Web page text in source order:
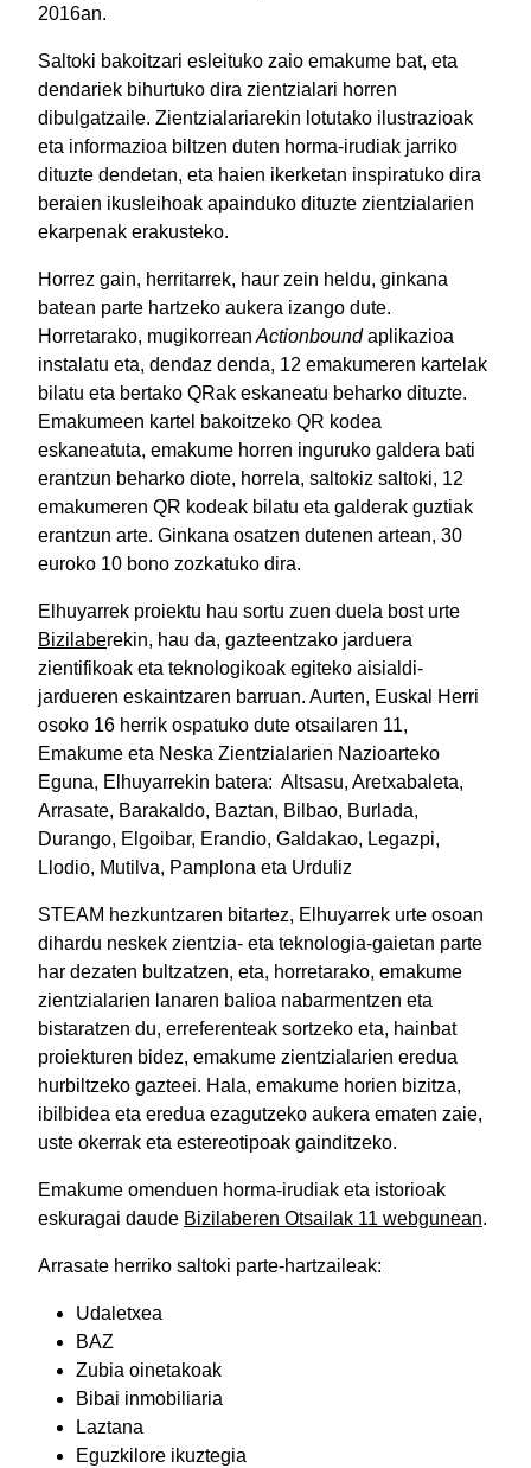
2016an.
Saltoki bakoitzari esleituko zaio emakume bat, eta
dendariek bihurtuko dira zientzialari horren
dibulgatzaile. Zientzialariarekin lotutako ilustrazioak
eta informazioa biltzen duten horma-irudiak jarriko
dituzte dendetan, eta haien ikerketan inspiratuko dira
beraien ikusleihoak apainduko dituzte zientzialarien
ekarpenak erakusteko.
Horrez gain, herritarrek, haur zein heldu, ginkana
batean parte hartzeko aukera izango dute.
Horretarako, mugikorrean Actionboundaplikazioa
instalatu eta, dendaz denda, 12 emakumeren kartelak
bilatu eta bertako QRak eskaneatu beharko dituzte.
Emakumeen kartel bakoitzeko QR kodea
eskaneatuta, emakume horren inguruko galdera bati
erantzun beharko diote, horrela, saltokiz saltoki, 12
emakumeren QR kodeak bilatu eta galderak guztiak
erantzun arte. Ginkana osatzen dutenen artean, 30
euroko 10 bono zozkatuko dira.
Elhuyarrek proiektu hau sortu zuen duela bost urte
Bizilaberekin, hau da, gazteentzako jarduera
zientifikoak eta teknologikoak egiteko aisialdi-
jardueren eskaintzaren barruan. Aurten, Euskal Herri
osoko 16 herrik ospatuko dute otsailaren 11,
Emakume eta Neska Zientzialarien Nazioarteko
Eguna, Elhuyarrekin batera: Altsasu, Aretxabaleta,
Arrasate, Barakaldo, Baztan, Bilbao, Burlada,
Durango, Elgoibar, Erandio, Galdakao, Legazpi,
Llodio, Mutilva, Pamplona eta Urduliz
STEAM hezkuntzaren bitartez, Elhuyarrek urte osoan
dihardu neskek zientzia- eta teknologia-gaietan parte
har dezaten bultzatzen, eta, horretarako, emakume
zientzialarien lanaren balioa nabarmentzen eta
bistaratzen du, erreferenteak sortzeko eta, hainbat
proiekturen bidez, emakume zientzialarien eredua
hurbiltzeko gazteei. Hala, emakume horien bizitza,
ibilbidea eta eredua ezagutzeko aukera ematen zaie,
uste okerrak eta estereotipoak gainditzeko.
Emakume omenduen horma-irudiak eta istorioak
eskuragai daude Bizilaberen Otsailak 11 webgunean.
Arrasate herriko saltoki parte-hartzaileak:
Udaletxea
BAZ
Zubia oinetakoak
Bibai inmobiliaria
Laztana
Eguzkilore ikuztegia